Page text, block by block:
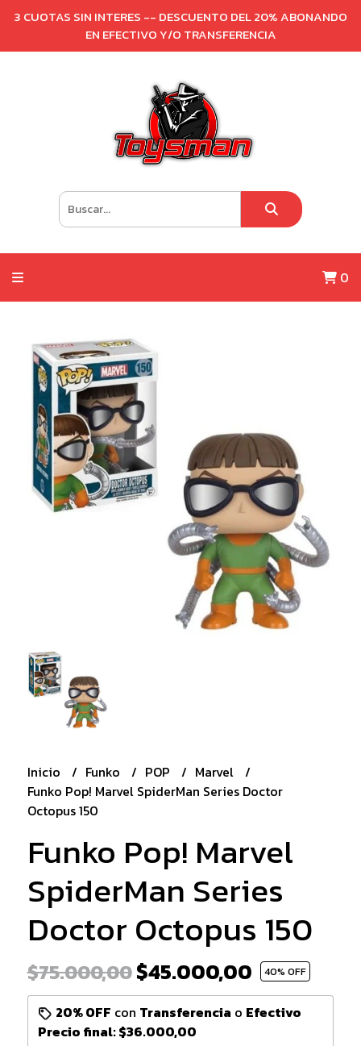
3 CUOTAS SIN INTERES -- DESCUENTO DEL 20% ABONANDO
EN EFECTIVO Y/O TRANSFERENCIA
0
Inicio Funko POP
Marvel
Funko Pop! Marvel SpiderMan Series Doctor
Octopus 150
Funko Pop! Marvel
SpiderMan Series
Doctor Octopus 150
$75.000,00$45.000,00 40% OFF
20% OFF con Transferencia o Efectivo
Precio final:$36.000,00